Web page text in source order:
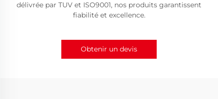
délivrée par TUV et ISO9001, nos produits garantissent
fiabilité et excellence.
Obtenir un devis